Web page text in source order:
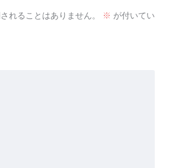
れることはありません。 ※ が付いてい